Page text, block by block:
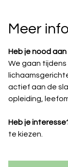
Meer info
Heb je nood
We gaan
actief aan de
opleiding,
Heb je
te kiezen.